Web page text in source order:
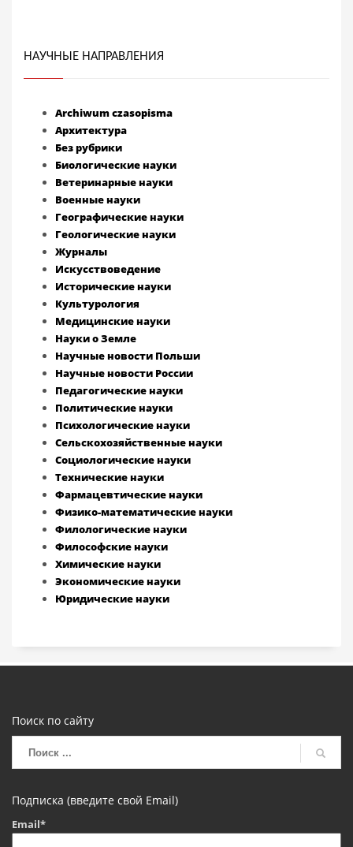
НАУЧНЫЕ НАПРАВЛЕНИЯ
Archiwum czasopisma
Архитектура
Без рубрики
Биологические науки
Ветеринарные науки
Военные науки
Географические науки
Геологические науки
Журналы
Искусствоведение
Исторические науки
Культурология
Медицинские науки
Науки о Земле
Научные новости Польши
Научные новости России
Педагогические науки
Политические науки
Психологические науки
Сельскохозяйственные науки
Социологические науки
Технические науки
Фармацевтические науки
Физико-математические науки
Филологические науки
Философские науки
Химические науки
Экономические науки
Юридические науки
Поиск по сайту
Подписка (введите свой Email)
Email*